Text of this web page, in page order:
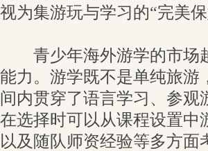
视为集游玩与学习的“完美保
青少年海外游学的市场
能力。游学既不是单纯旅游
间内贯穿了语言学习、参观
在选择时可以从课程设置中
以及随队师资经验等多方面